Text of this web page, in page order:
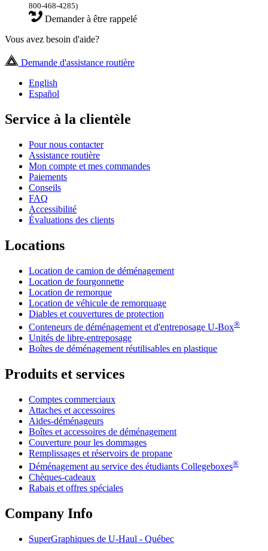
800-468-4285)
Demander à être rappelé
Vous avez besoin d'aide?
Demande d'assistance routière
English
Español
Service à la clientèle
Pour nous contacter
Assistance routière
Mon compte et mes commandes
Paiements
Conseils
FAQ
Accessibilité
Évaluations des clients
Locations
Location de camion de déménagement
Location de fourgonnette
Location de remorque
Location de véhicule de remorquage
Diables et couvertures de protection
Conteneurs de déménagement et d'entreposage U-Box®
Unités de libre-entreposage
Boîtes de déménagement réutilisables en plastique
Produits et services
Comptes commerciaux
Attaches et accessoires
Aides-déménageurs
Boîtes et accessoires de déménagement
Couverture pour les dommages
Remplissages et réservoirs de propane
Déménagement au service des étudiants Collegeboxes®
Chèques-cadeaux
Rabais et offres spéciales
Company Info
SuperGraphiques de U-Haul - Québec